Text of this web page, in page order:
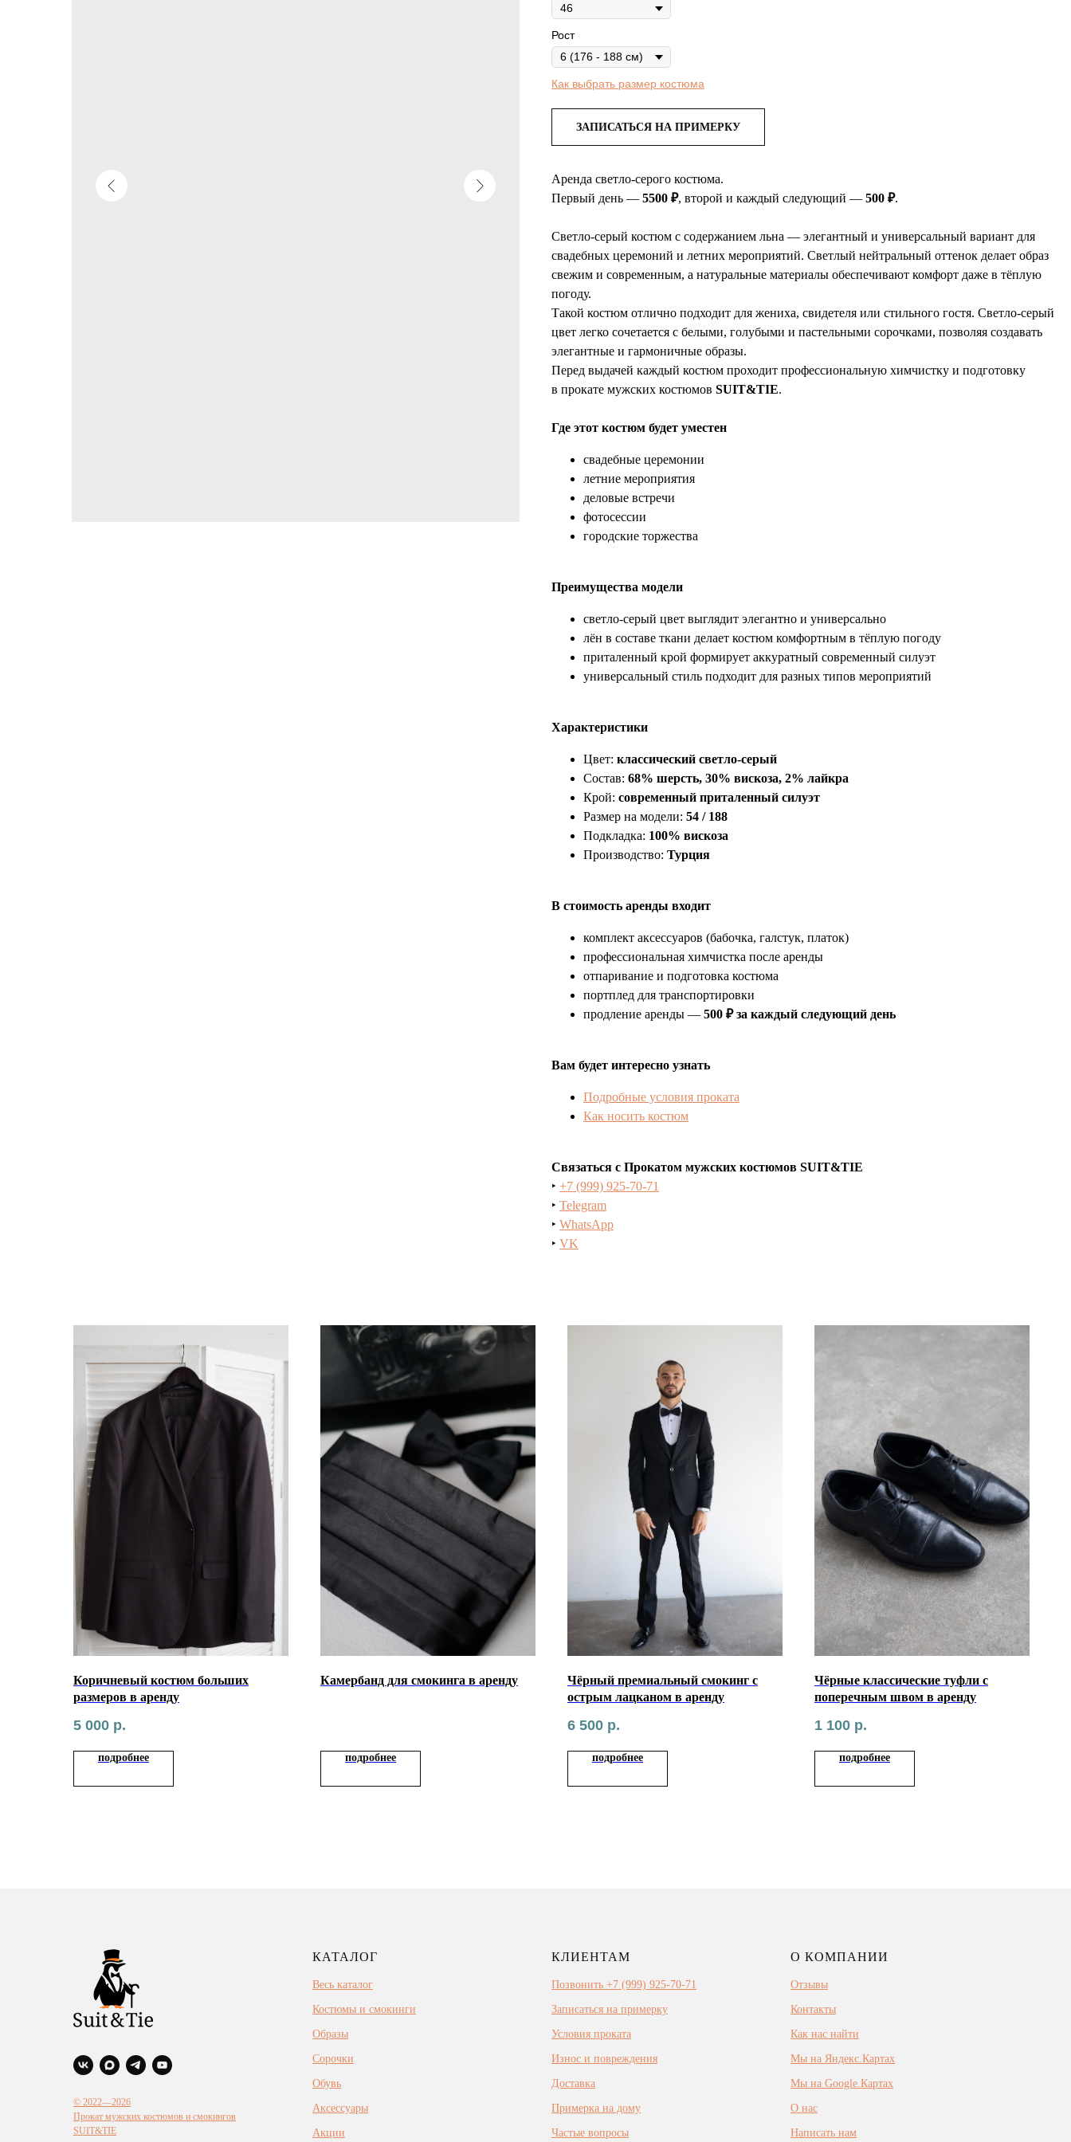
Рост
Как выбрать размер костюма
ЗАПИСАТЬСЯ НА ПРИМЕРКУ
Аренда светло-серого костюма.
Первый день — 5500 ₽, второй и каждый следующий — 500 ₽.
Светло-серый костюм с содержанием льна — элегантный и универсальный вариант для
свадебных церемоний и летних мероприятий. Светлый нейтральный оттенок делает образ
свежим и современным, а натуральные материалы обеспечивают комфорт даже в тёплую
погоду.
Такой костюм отлично подходит для жениха, свидетеля или стильного гостя. Светло-серый
цвет легко сочетается с белыми, голубыми и пастельными сорочками, позволяя создавать
элегантные и гармоничные образы.
Перед выдачей каждый костюм проходит профессиональную химчистку и подготовку
в прокате мужских костюмов SUIT&TIE.
Где этот костюм будет уместен
свадебные церемонии
летние мероприятия
деловые встречи
фотосессии
городские торжества
Преимущества модели
светло-серый цвет выглядит элегантно и универсально
лён в составе ткани делает костюм комфортным в тёплую погоду
приталенный крой формирует аккуратный современный силуэт
универсальный стиль подходит для разных типов мероприятий
Характеристики
Цвет: классический светло-серый
Состав: 68% шерсть, 30% вискоза, 2% лайкра
Крой: современный приталенный силуэт
Размер на модели: 54 / 188
Подкладка: 100% вискоза
Производство: Турция
В стоимость аренды входит
комплект аксессуаров (бабочка, галстук, платок)
профессиональная химчистка после аренды
отпаривание и подготовка костюма
портплед для транспортировки
продление аренды — 500 ₽ за каждый следующий день
Вам будет интересно узнать
Подробные условия проката
Как носить костюм
Связаться с Прокатом мужских костюмов SUIT&TIE
‣ +7 (999) 925-70-71
‣ Telegram
‣ WhatsApp
‣ VK
Коричневый костюм больших
размеров в аренду
5 000 р.
подробнее
Камербанд для смокинга в аренду
подробнее
Чёрный премиальный смокинг с
острым лацканом в аренду
6 500 р.
подробнее
Чёрные классические туфли с
поперечным швом в аренду
1 100 р.
подробнее
© 2022—2026
Прокат мужских костюмов и смокингов
SUIT&TIE
КАТАЛОГ
Весь каталог
Костюмы и смокинги
Образы
Сорочки
Обувь
Аксессуары
Акции
КЛИЕНТАМ
Позвонить +7 (999) 925-70-71
Записаться на примерку
Условия проката
Износ и повреждения
Доставка
Примерка на дому
Частые вопросы
О КОМПАНИИ
Отзывы
Контакты
Как нас найти
Мы на Яндекс.Картах
Мы на Google.Картах
О нас
Написать нам